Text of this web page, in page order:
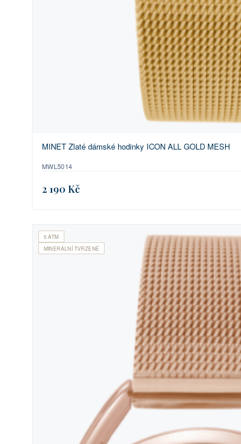
MINET Zlaté dámské hodinky ICON ALL GOLD MESH
MWL5014
2 190 Kč
5 ATM
MINERÁLNÍ TVRZENÉ